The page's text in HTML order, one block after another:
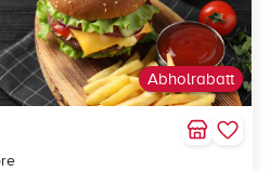
Abholrabatt